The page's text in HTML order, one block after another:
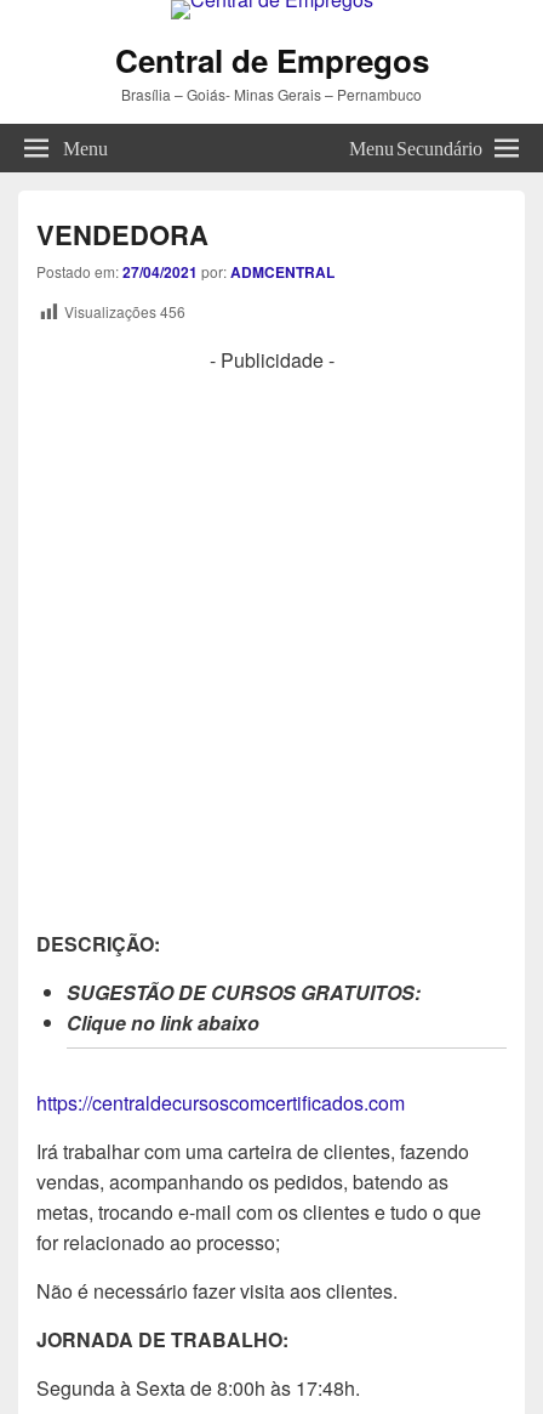
Central de Empregos
Brasília – Goiás- Minas Gerais – Pernambuco
Menu Menu Secundário
VENDEDORA
Postado em:27/04/2021 por:ADMCENTRAL
Visualizações456
- Publicidade -
DESCRIÇÃO:
SUGESTÃO DE CURSOS GRATUITOS:
Clique no link abaixo
https://centraldecursoscomcertificados.com
Irá trabalhar com uma carteira de clientes, fazendo
vendas, acompanhando os pedidos, batendo as
metas, trocando e-mail com os clientes e tudo o que
for relacionado ao processo;
Não é necessário fazer visita aos clientes.
JORNADA DE TRABALHO:
Segunda à Sexta de 8:00h às 17:48h.